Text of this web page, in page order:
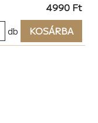
4990 Ft
db
KOSÁRBA